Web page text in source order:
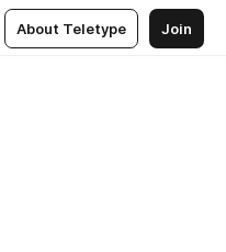
About Teletype Join